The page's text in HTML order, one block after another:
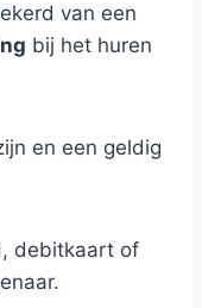
van een
bij het huren
en een geldig
debitkaart of